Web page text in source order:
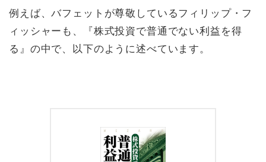
例えば、バフェットが尊敬しているフィリップ・フ
ィッシャーも、『株式投資で普通でない利益を得
る』の中で、以下のように述べています。